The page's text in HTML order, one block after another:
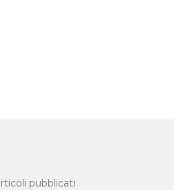
pubblicati